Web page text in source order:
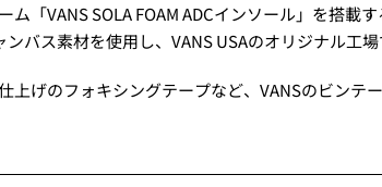
ム「VANS SOLA FOAM ADCインソール」を搭載
バス素材を使用し、VANS USAのオリジナル工場
上げのフォキシングテープなど、VANSのビンテ